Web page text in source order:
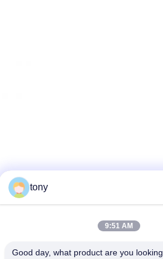
tony
9:51 AM
Good day, what product are you looking